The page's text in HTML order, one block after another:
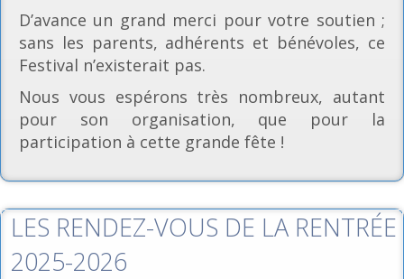
D’avance un grand merci pour votre soutien ;
sans les parents, adhérents et bénévoles, ce
Festival n’existerait pas.
Nous vous espérons très nombreux, autant
pour son organisation, que pour la
participation à cette grande fête !
LES RENDEZ-VOUS DE LA RENTRÉE
2025-2026